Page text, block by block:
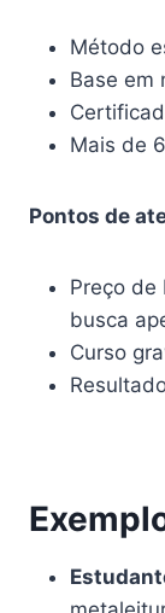
Método
Base em
Mais de
Pontos de
Preço de
busca
Curso